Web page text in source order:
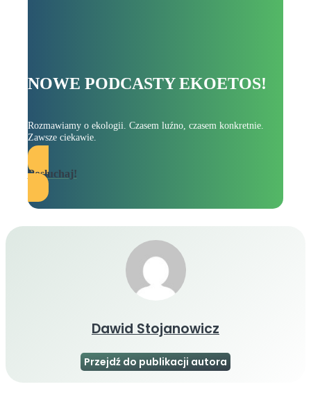
NOWE PODCASTY EKOETOS!
Rozmawiamy o ekologii. Czasem luźno, czasem konkretnie.
Zawsze ciekawie.
Posłuchaj!
Dawid Stojanowicz
Przejdź do publikacji autora